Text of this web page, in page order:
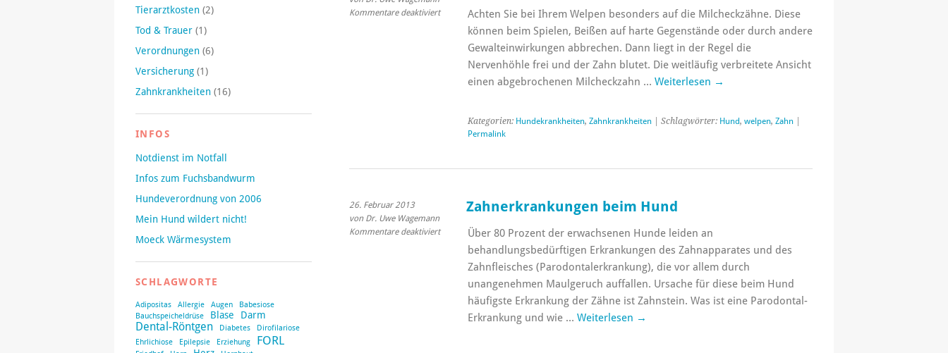
Kommentare deaktiviertfür
Milcheckzähne
Achten Sie bei Ihrem Welpen besonders auf die Milcheckzähne. Diese
können beim Spielen, Beißen auf harte Gegenstände oder durch andere
Gewalteinwirkungen abbrechen. Dann liegt in der Regel die
Nervenhöhle frei und der Zahn blutet. Die weitläufig verbreitete Ansicht
einen abgebrochenen Milcheckzahn … Weiterlesen →
Kategorien: Hundekrankheiten, Zahnkrankheiten| Schlagwörter: Hund, welpen, Zahn|
Permalink
26. Februar 2013
von Dr. Uwe Wagemann
Kommentare deaktiviertfür
Zahnerkrankungen
Zahnerkrankungen beim Hund
Über 80 Prozent der erwachsenen Hunde leiden an
behandlungsbedürftigen Erkrankungen des Zahnapparates und des
Zahnfleisches (Parodontalerkrankung), die vor allem durch
unangenehmen Maulgeruch auffallen. Ursache für diese beim Hund
häufigste Erkrankung der Zähne ist Zahnstein. Was ist eine Parodontal-
Erkrankung und wie … Weiterlesen →
Tierarztkosten (2)
Tod & Trauer (1)
Verordnungen (6)
Versicherung (1)
Zahnkrankheiten (16)
INFOS
Notdienst im Notfall
Infos zum Fuchsbandwurm
Hundeverordnung von 2006
Mein Hund wildert nicht!
Moeck Wärmesystem
SCHLAGWORTE
Adipositas Allergie Augen
Babesiose
Bauchspeicheldrüse
Blase Darm
Dental-Röntgen Diabetes
Dirofilariose
Ehrlichiose
Epilepsie Erziehung FORL